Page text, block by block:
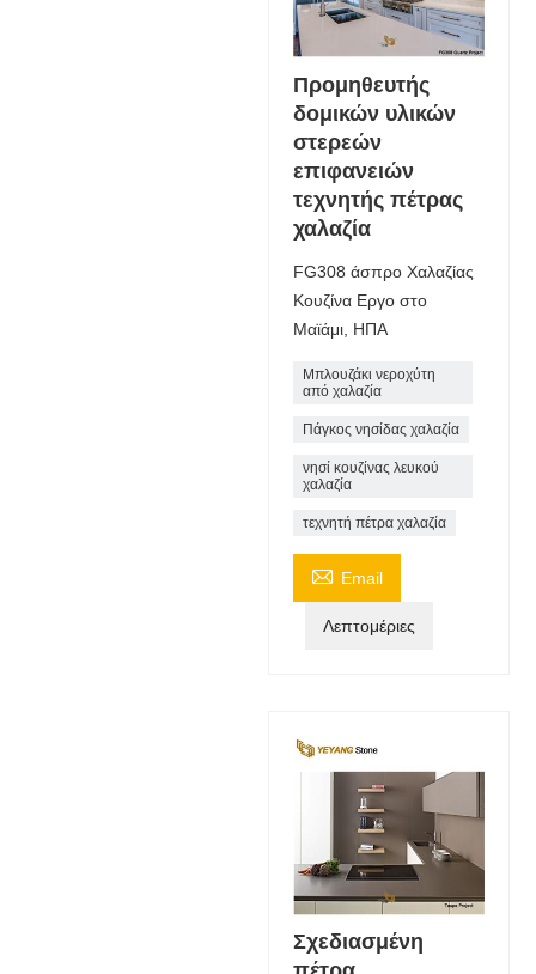
Προμηθευτής
δομικών υλικών
στερεών
επιφανειών
τεχνητής πέτρας
χαλαζία
FG308 άσπρο Χαλαζίας
Κουζίνα Εργο στο
Μαϊάμι, ΗΠΑ
Μπλουζάκι νεροχύτη
από χαλαζία
Πάγκος νησίδας χαλαζία
νησί κουζίνας λευκού
χαλαζία
τεχνητή πέτρα χαλαζία
 Email
Λεπτομέριες
Σχεδιασμένη